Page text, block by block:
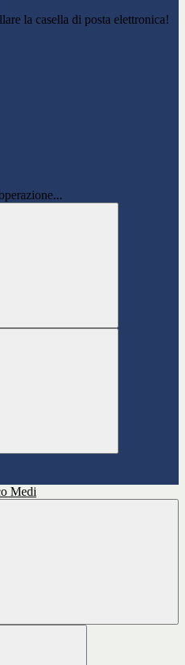
la casella di posta elettronica!